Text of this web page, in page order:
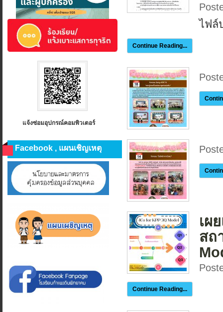
ไฟล์
Continue Reading...
เผ
สถ
Continue Reading...
แจ้งซ่อมอุปกรณ์คอมพิวเตอร์
Facebook , แผนเชิญเหตุ